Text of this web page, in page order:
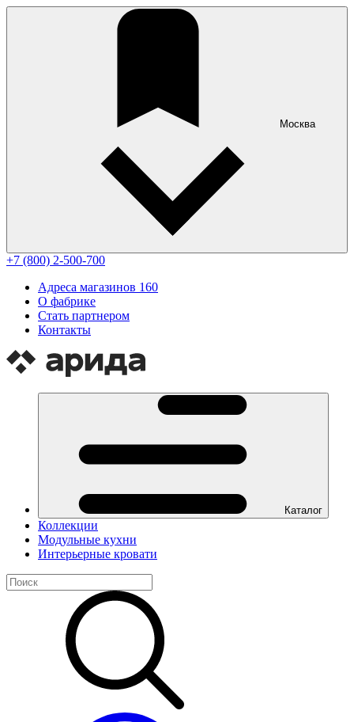
Москва
+7 (800) 2-500-700
Адреса магазинов 160
О фабрике
Стать партнером
Контакты
Каталог
Коллекции
Модульные кухни
Интерьерные кровати